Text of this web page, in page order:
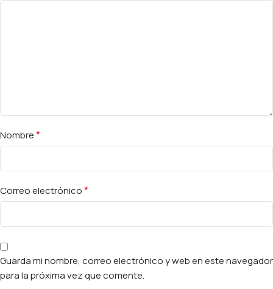
Nombre*
Correo electrónico*
Guarda mi nombre, correo electrónico y web en este navegador
para la próxima vez que comente.